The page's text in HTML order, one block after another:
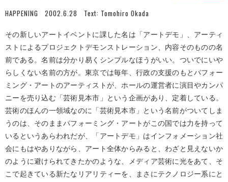
HAPPENING 2002.6.28 Text: Tomohiro Okada
その新しいアートイベントに課した名は「アートデモ」、アーティ
ストによるプロジェクトデモンストレーション、内容そのものの名
前である。名前は分かり易くシンプルなほうがいい。ついでにいや
らしくない名前の方が。東京では毎年、行政の支援のもとパフォー
ミング・アートのアーティストが、ホールの運営者に演目やカンパ
ニーを売り込む「芸術見本市」という企画があり、定着している。
芸術のほんの一領域なのに「芸術見本市」という名前がついてしま
うのは、そのままパフォーミング・アートがこの国では力を持って
いるというあらわれだが、「アートデモ」はインフォメーション社
会にもはやありながら、アート全体からみると、わざと見えないか
のように避けられてきたかのような、メディア芸術に光をあて、そ
こで起きている新たなリアリティーを、まさにテクノロジー系にと